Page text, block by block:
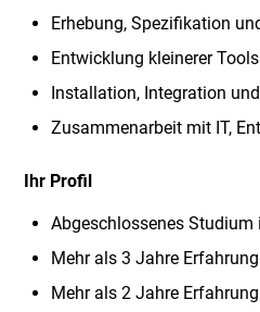
Erhebung, Spezifikation
Entwicklung kleinerer
Installation, Integration
Zusammenarbeit mit IT,
Ihr Profil
Abgeschlossenes
Mehr als 3 Jahre
Mehr als 2 Jahre